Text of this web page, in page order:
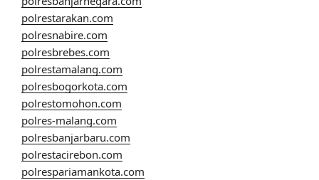
polrestarakan.com
polresnabire.com
polresbrebes.com
polrestamalang.com
polresbogorkota.com
polrestomohon.com
polres-malang.com
polresbanjarbaru.com
polrestacirebon.com
polrespariamankota.com